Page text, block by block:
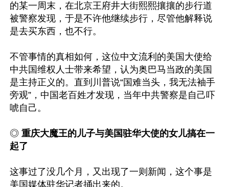
的某一周末，在北京王府井大街熙熙攘攘的步行道
被警察发现，于是不许他继续步行，尽管他解释说
是去买东西，也不行。
不管事情的真相如何，这位中文流利的美国大使给
中共国维权人士带来希望，认为奥巴马当政的美国
是主持正义的。直到川普说“国难当头，我无法袖手
旁观”，中国老百姓才发现，当年中共警察是自己吓
唬自己。
◎ 重庆大魔王的儿子与美国驻华大使的女儿搞在一
起了
这事过了没几个月，又出现了一则新闻，这个事是
美国媒体驻华记者捅出来的。